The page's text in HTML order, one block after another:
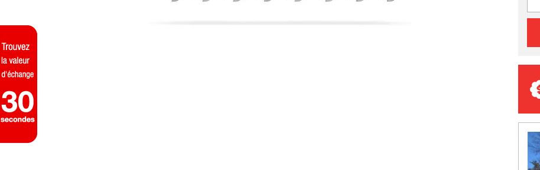
N
O
U